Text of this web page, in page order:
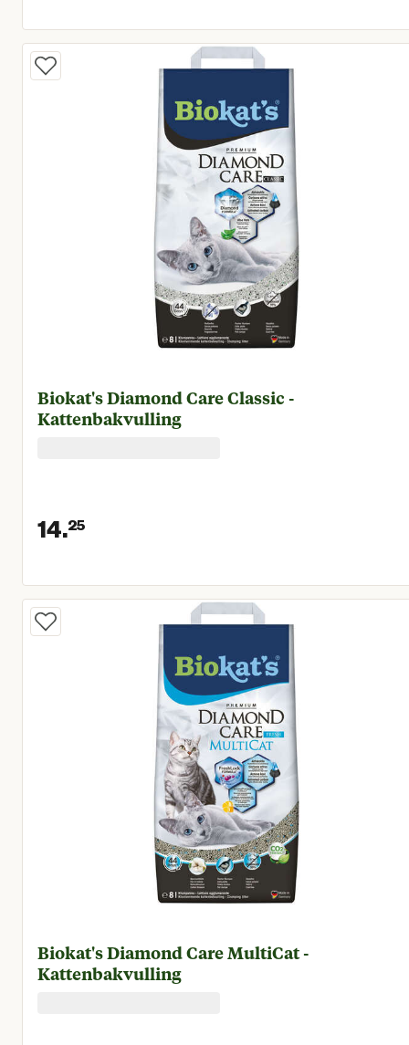
Huidige prijs € 14,19
Biokat's Diamond Care Classic -
Kattenbakvulling
14.25
Huidige prijs € 14,25
Biokat's Diamond Care MultiCat -
Kattenbakvulling